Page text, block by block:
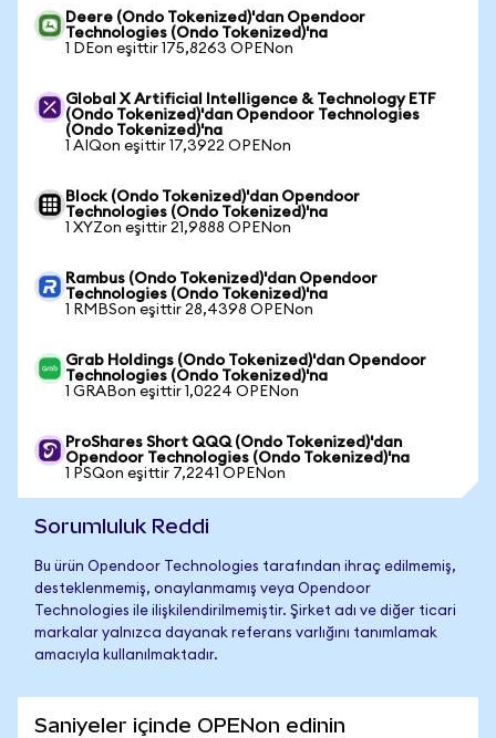
Deere (Ondo Tokenized)'dan Opendoor
Technologies (Ondo Tokenized)'na
1 DEon eşittir 175,8263 OPENon
Global X Artificial Intelligence & Technology ETF
(Ondo Tokenized)'dan Opendoor Technologies
(Ondo Tokenized)'na
1 AIQon eşittir 17,3922 OPENon
Block (Ondo Tokenized)'dan Opendoor
Technologies (Ondo Tokenized)'na
1 XYZon eşittir 21,9888 OPENon
Rambus (Ondo Tokenized)'dan Opendoor
Technologies (Ondo Tokenized)'na
1 RMBSon eşittir 28,4398 OPENon
Grab Holdings (Ondo Tokenized)'dan Opendoor
Technologies (Ondo Tokenized)'na
1 GRABon eşittir 1,0224 OPENon
ProShares Short QQQ (Ondo Tokenized)'dan
Opendoor Technologies (Ondo Tokenized)'na
1 PSQon eşittir 7,2241 OPENon
Sorumluluk Reddi
Bu ürün Opendoor Technologies tarafından ihraç edilmemiş,
desteklenmemiş, onaylanmamış veya Opendoor
Technologies ile ilişkilendirilmemiştir. Şirket adı ve diğer ticari
markalar yalnızca dayanak referans varlığını tanımlamak
amacıyla kullanılmaktadır.
Saniyeler içinde OPENon edinin